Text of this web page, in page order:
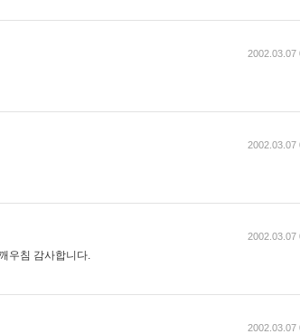
2002.03.07
2002.03.07
우침 감사합니다.
2002.03.07
2002.03.07